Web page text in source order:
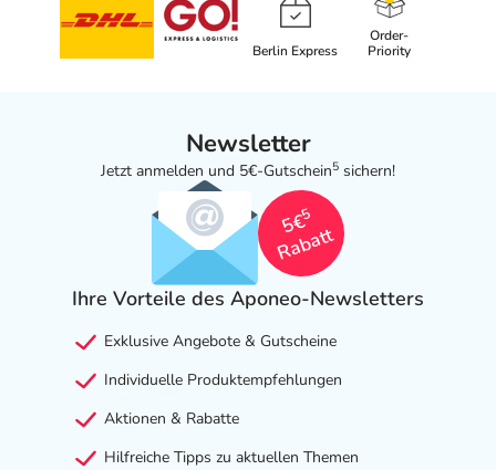
Berlin Express
Order-
Priority
Newsletter
Jetzt anmelden und 5€-Gutschein5 sichern!
5€
5
Rabatt
Ihre Vorteile des Aponeo-Newsletters
Exklusive Angebote & Gutscheine
Individuelle Produktempfehlungen
Aktionen & Rabatte
Hilfreiche Tipps zu aktuellen Themen